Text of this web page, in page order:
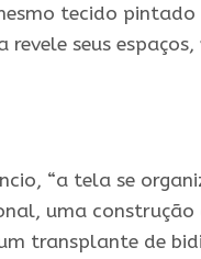
tecido
seus
“a tela se
uma construção
transplante de